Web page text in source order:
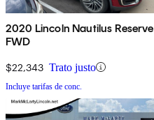
2020 Lincoln Nautilus Reserve
FWD
$22,343 Trato justo
Incluye tarifas de conc.